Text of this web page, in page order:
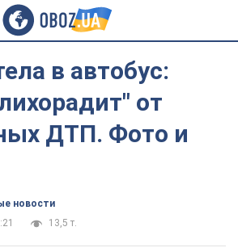
в автобус:
от
ДТП. Фото и
новости
13,5 т.